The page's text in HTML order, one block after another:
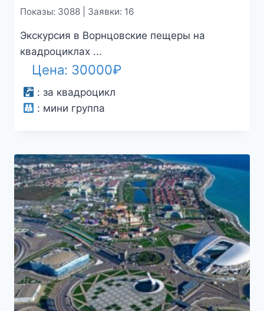
Показы: 3088 | Заявки: 16
Экскурсия в Ворнцовские пещеры на
квадроциклах ...
Цена: 30000₽
: за квадроцикл
: мини группа